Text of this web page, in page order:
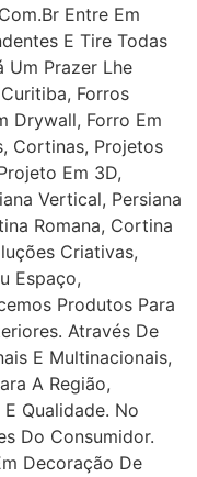
Entre Em
E Tire Todas
Um Prazer Lhe
Forros
Drywall, Forro Em
Cortinas, Projetos
Em 3D,
Vertical, Persiana
Romana, Cortina
Criativas,
Espaço,
Produtos Para
Através De
E Multinacionais,
A Região,
Qualidade. No
Do Consumidor.
Decoração De